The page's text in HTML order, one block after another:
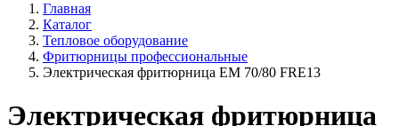
Главная
Каталог
Тепловое оборудование
Фритюрницы профессиональные
Электрическая фритюрница EM 70/80 FRE13
Электрическая фритюрница